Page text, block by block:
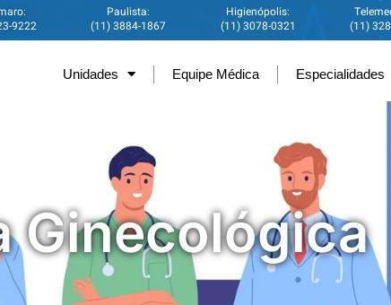
9222
Paulista:
(11) 3884-1867
Higienópolis:
(11) 3078-0321
(11)
Unidades Equipe Médica Especialidades
Ginecológica